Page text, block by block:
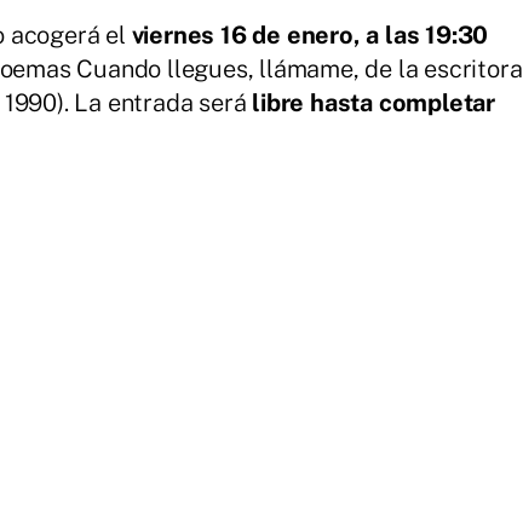
acogerá el viernes 16 de enero, a las 19:30
Cuando llegues, llámame, de la escritora
La entrada será libre hasta completar